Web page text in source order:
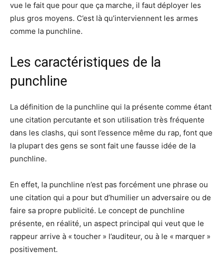
vue le fait que pour que ça marche, il faut déployer les
plus gros moyens. C’est là qu’interviennent les armes
comme la punchline.
Les caractéristiques de la
punchline
La définition de la punchline qui la présente comme étant
une citation percutante et son utilisation très fréquente
dans les clashs, qui sont l’essence même du rap, font que
la plupart des gens se sont fait une fausse idée de la
punchline.
En effet, la punchline n’est pas forcément une phrase ou
une citation qui a pour but d’humilier un adversaire ou de
faire sa propre publicité. Le concept de punchline
présente, en réalité, un aspect principal qui veut que le
rappeur arrive à « toucher » l’auditeur, ou à le « marquer »
positivement.